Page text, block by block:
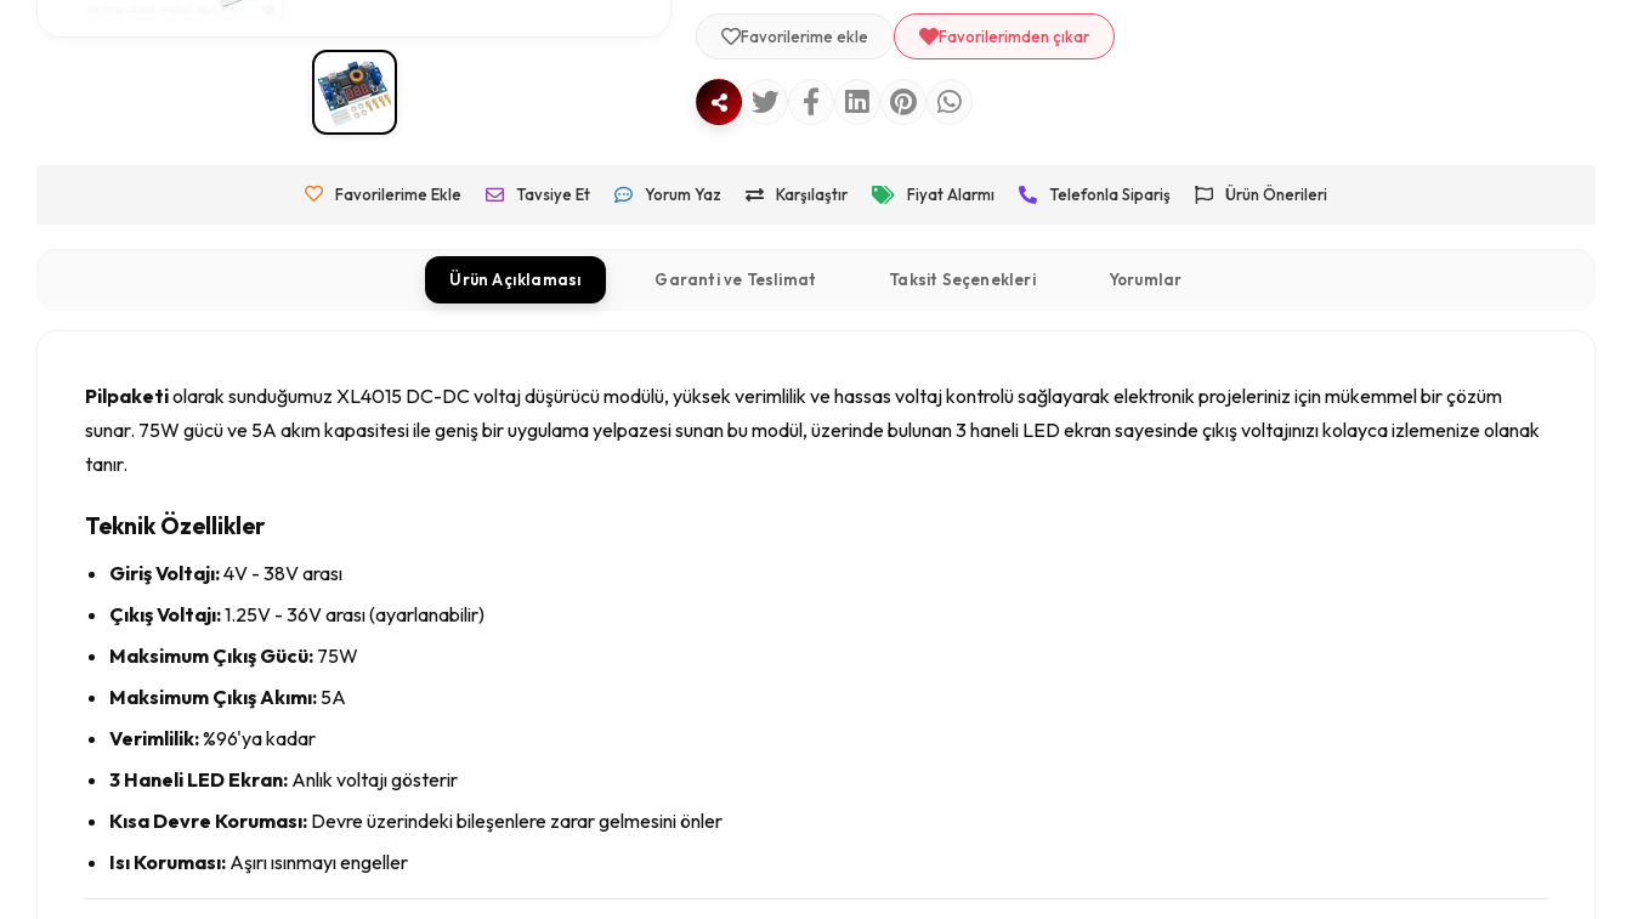
Favorilerime ekle Favorilerimden çıkar
Favorilerime Ekle Tavsiye Et Yorum Yaz Karşılaştır Fiyat Alarmı Telefonla Sipariş Ürün Önerileri
Ürün Açıklaması Garanti ve Teslimat Taksit Seçenekleri Yorumlar
Pilpaketiolarak sunduğumuz XL4015 DC-DC voltaj düşürücü modülü, yüksek verimlilik ve hassas voltaj kontrolü sağlayarak elektronik projeleriniz için mükemmel bir çözüm
sunar. 75W gücü ve 5A akım kapasitesi ile geniş bir uygulama yelpazesi sunan bu modül, üzerinde bulunan 3 haneli LED ekran sayesinde çıkış voltajınızı kolayca izlemenize olanak
tanır.
Teknik Özellikler
Giriş Voltajı:4V - 38V arası
Çıkış Voltajı:1.25V - 36V arası (ayarlanabilir)
Maksimum Çıkış Gücü: 75W
Maksimum Çıkış Akımı: 5A
Verimlilik:%96'ya kadar
3 Haneli LED Ekran: Anlık voltajı gösterir
Kısa Devre Koruması: Devre üzerindeki bileşenlere zarar gelmesini önler
Isı Koruması: Aşırı ısınmayı engeller